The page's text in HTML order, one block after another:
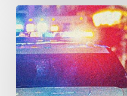
Le
LDL
et
le
CCLA
réclament